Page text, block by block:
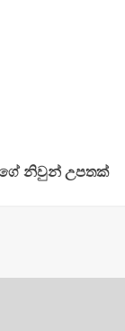
නිවුන් උපතක්